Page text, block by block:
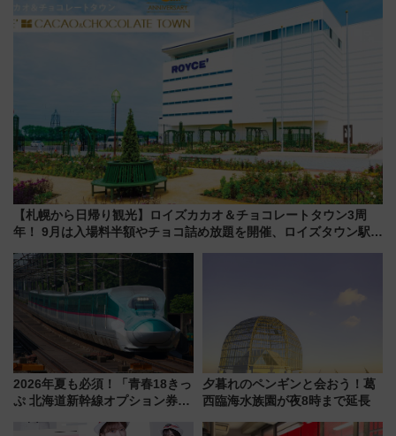
【札幌から日帰り観光】ロイズカカオ＆チョコレートタウン3周
年！ 9月は入場料半額やチョコ詰め放題を開催、ロイズタウン駅か
2026年夏も必須！「青春18きっ
ぷ 北海道新幹線オプション券」
夕暮れのペンギンと会おう！葛
西臨海水族園が夜8時まで延長